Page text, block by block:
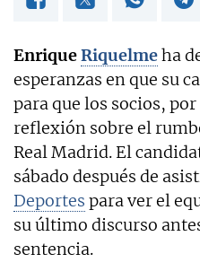
EnriqueRiquelmeha
esperanzas en que su
para que los socios,
reflexión sobre el
Real Madrid. El
sábado después de
Deportes para ver el
su último discurso
sentencia.